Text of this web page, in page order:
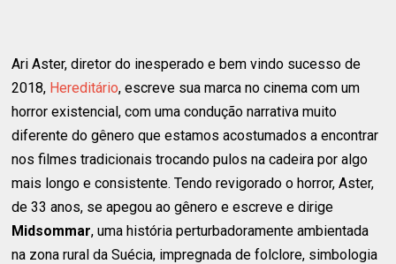
Ari Aster, diretor do inesperado e bem vindo sucesso de
2018, Hereditário, escreve sua marca no cinema com um
horror existencial, com uma condução narrativa muito
diferente do gênero que estamos acostumados a encontrar
nos filmes tradicionais trocando pulos na cadeira por algo
mais longo e consistente. Tendo revigorado o horror, Aster,
de 33 anos, se apegou ao gênero e escreve e dirige
Midsommar, uma história perturbadoramente ambientada
na zona rural da Suécia, impregnada de folclore, simbologia